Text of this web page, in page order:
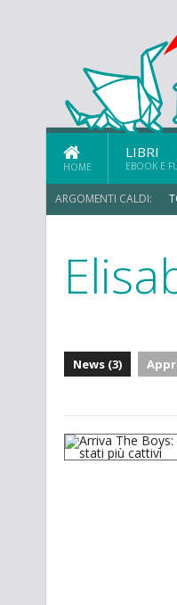
HOME
LIBRI
EBOOK E
ARGOMENTI CALDI:
TRAMELL TILLMAN
News (3)